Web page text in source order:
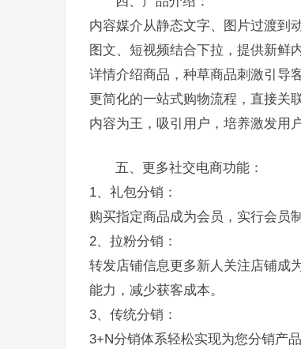
内容媒介从静态文字、图片过渡到
图文、短视频结合下拉，提供新鲜
详情介绍商品，种草商品刺激引导
更简化的一站式购物流程，直接关
内容为王，吸引用户，培养激发用
五、更多社交电商功能：
1、礼包分销：
购买指定商品成为会员，实行会员
2、拉粉分销：
转发店铺信息更多新人关注店铺成
能力，减少获客成本。
3、传统分销：
3+N分销体系轻松实现为您分销产